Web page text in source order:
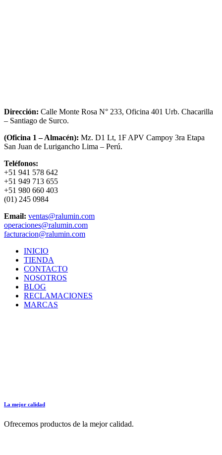
Dirección: Calle Monte Rosa N° 233, Oficina 401 Urb. Chacarilla
– Santiago de Surco.
(Oficina 1 – Almacén): Mz. D1 Lt, 1F APV Campoy 3ra Etapa
San Juan de Lurigancho Lima – Perú.
Teléfonos:
+51 941 578 642
+51 949 713 655
+51 980 660 403
(01) 245 0984
Email: ventas@ralumin.com
operaciones@ralumin.com
facturacion@ralumin.com
INICIO
TIENDA
CONTACTO
NOSOTROS
BLOG
RECLAMACIONES
MARCAS
La mejor calidad
Ofrecemos productos de la mejor calidad.